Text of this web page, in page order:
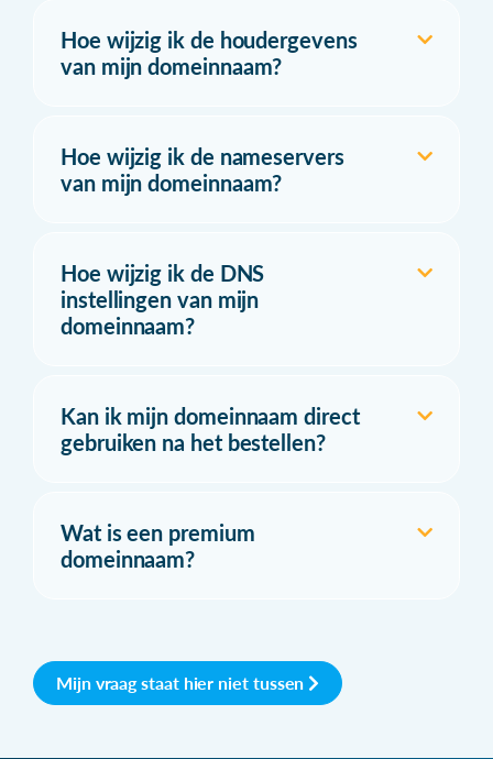
Hoe wijzig ik de houdergevens
van mijn domeinnaam?
Hoe wijzig ik de nameservers
van mijn domeinnaam?
Hoe wijzig ik de DNS
instellingen van mijn
domeinnaam?
Kan ik mijn domeinnaam direct
gebruiken na het bestellen?
Wat is een premium
domeinnaam?
Mijn vraag staat hier niet tussen